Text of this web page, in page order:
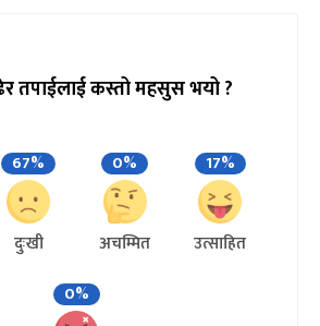
तपाईलाई कस्तो महसुस भयो ?
67%
दुःखी
0%
अचम्मित
17%
उत्साहित
0%